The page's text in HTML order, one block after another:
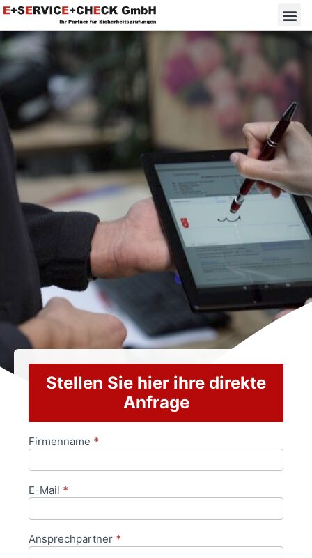
Stellen Sie hier ihre direkte
Anfrage
Anfrageformular
Firmenname *
E-Mail *
Ansprechpartner *